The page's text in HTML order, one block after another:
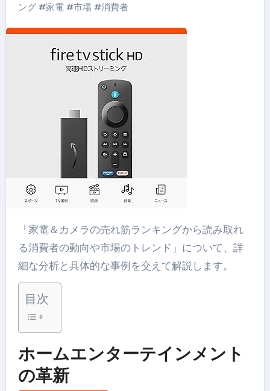
ング#家電#市場#消費者
「家電＆カメラの売れ筋ランキングから読み取れ
る消費者の動向や市場のトレンド」について、詳
細な分析と具体的な事例を交えて解説します。
目次
ホームエンターテインメント
の革新